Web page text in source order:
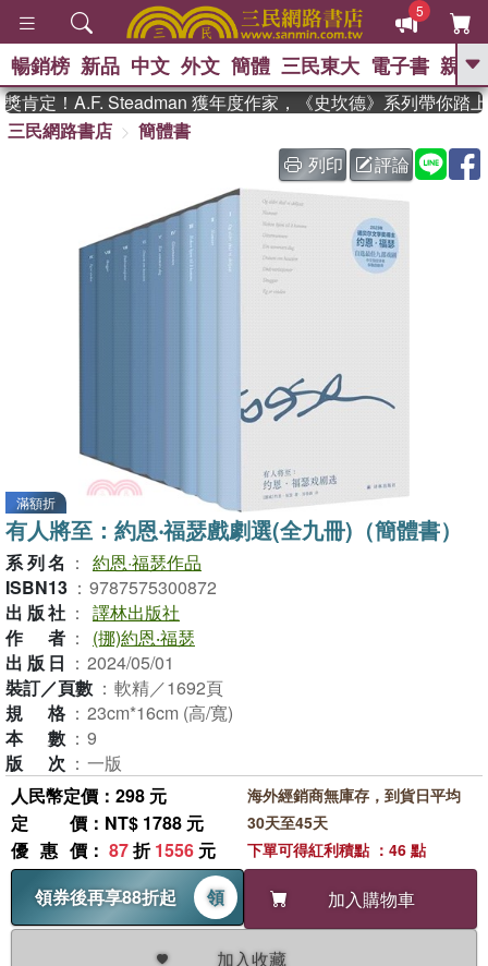
5
GO
The Odyssey 、 父親節 、 如果歷
史是一群喵 、 暑期推薦 、 國際布克
獎 臺灣漫遊錄 、 方念華 、 台灣的李
登輝時代 、 數學女孩：黎曼猜想
偉大的迷走神經
暢銷榜 新品 中文 外文 簡體 三民東大 電子書 親子
定！A.F. Steadman 獲年度作家，《史坎德》系列帶你踏上
三民網路書店
簡體書
列印
評論
滿額折
有人將至：約恩‧福瑟戲劇選(全九冊)（簡體書）
系列名 ： 約恩·福瑟作品
ISBN13 ： 9787575300872
出版社 ： 譯林出版社
作者 ：
(挪)約恩‧福瑟
出版日 ： 2024/05/01
裝訂／頁數 ： 軟精／1692頁
規格 ： 23cm*16cm (高/寬)
本數 ： 9
版次 ： 一版
人民幣定價：298 元
定價 ：NT$ 1788 元
優惠價 ： 87折1556 元
領券後再享88折起
領 加入購物車
加入收藏
海外經銷商無庫存，到貨日平均
30天至45天
下單可得紅利積點 ：46 點